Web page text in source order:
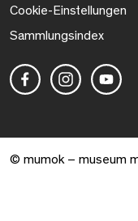
Cookie-Einstellungen
Sammlungsindex
© mumok – museum